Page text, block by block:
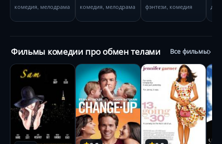
комедия, мелодрама комедия, мелодрама фэнтези, комедия
Фильмы комедии про обмен телами Все фильмы